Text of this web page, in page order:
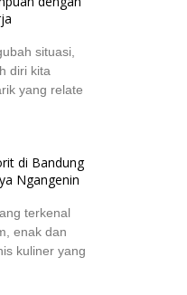
situasi,
diri kita
yang relate
di Bandung
Ngangenin
terkenal
enak dan
kuliner yang